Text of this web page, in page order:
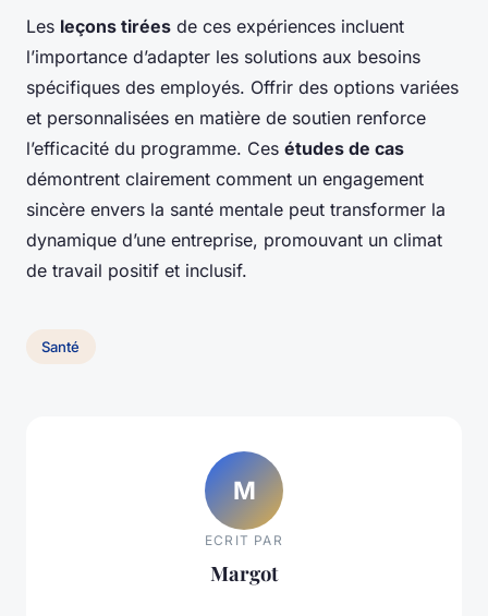
Les leçons tirées de ces expériences incluent
l’importance d’adapter les solutions aux besoins
spécifiques des employés. Offrir des options variées
et personnalisées en matière de soutien renforce
l’efficacité du programme. Ces études de cas
démontrent clairement comment un engagement
sincère envers la santé mentale peut transformer la
dynamique d’une entreprise, promouvant un climat
de travail positif et inclusif.
Santé
M
ECRIT PAR
Margot